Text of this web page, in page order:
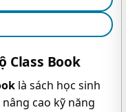
Class Book
là sách học sinh
cao kỹ năng